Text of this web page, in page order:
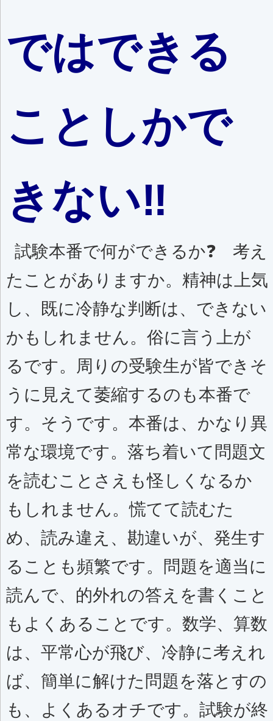
ではできる
ことしかで
きない‼️
試験本番で何ができるか❓ 考え
たことがありますか。精神は上気
し、既に冷静な判断は、できない
かもしれません。俗に言う上が
るです。周りの受験生が皆できそ
うに見えて萎縮するのも本番で
す。そうです。本番は、かなり異
常な環境です。落ち着いて問題文
を読むことさえも怪しくなるか
もしれません。慌てて読むた
め、読み違え、勘違いが、発生す
ることも頻繁です。問題を適当に
読んで、的外れの答えを書くこと
もよくあることです。数学、算数
は、平常心が飛び、冷静に考えれ
ば、簡単に解けた問題を落とすの
も、よくあるオチです。試験が終